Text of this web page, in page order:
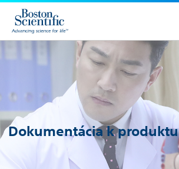
Dokumentácia k produktu